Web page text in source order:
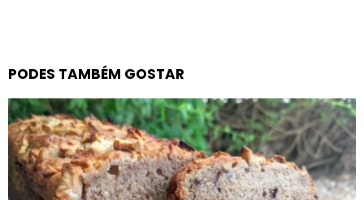
PODES TAMBÉM GOSTAR